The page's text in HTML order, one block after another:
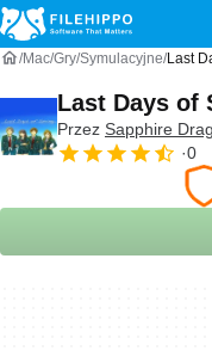
Mac Gry Symulacyjne Last
Last Days of
Przez Sapphire
0